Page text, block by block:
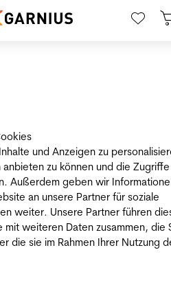
und Anzeigen zu
zu können und die
Außerdem geben wir
an unsere Partner für soziale
weiter. Unsere Partner führen
weiteren Daten zusammen, die
die sie im Rahmen Ihrer Nutzung